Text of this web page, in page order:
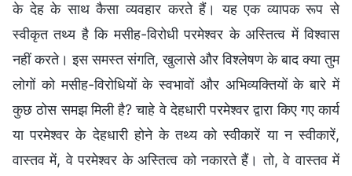
के देह के साथ कैसा व्यवहार करते हैं। यह एक व्यापक रूप से
स्वीकृत तथ्य है कि मसीह-विरोधी परमेश्वर के अस्तित्व में विश्वास
नहीं करते। इस समस्त संगति, खुलासे और विश्लेषण के बाद क्या तुम
लोगों को मसीह-विरोधियों के स्वभावों और अभिव्यक्तियों के बारे में
कुछ ठोस समझ मिली है? चाहे वे देहधारी परमेश्वर द्वारा किए गए कार्य
या परमेश्वर के देहधारी होने के तथ्य को स्वीकारें या न स्वीकारें,
वास्तव में, वे परमेश्वर के अस्तित्व को नकारते हैं। तो, वे वास्तव में